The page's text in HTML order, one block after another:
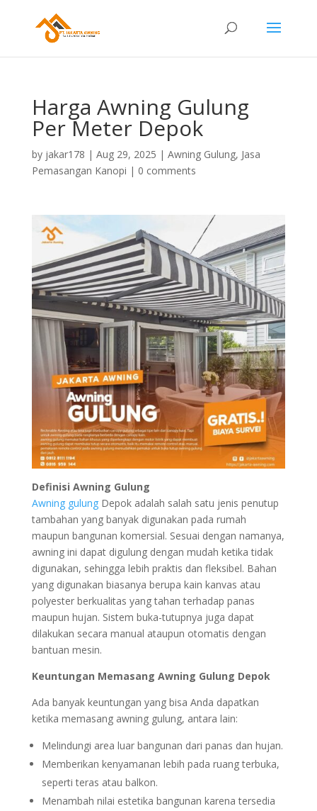
Harga Awning Gulung
Per Meter Depok
by jakar178 | Aug 29, 2025 | Awning Gulung, Jasa
Pemasangan Kanopi | 0 comments
Definisi Awning Gulung
Awning gulungDepok adalah salah satu jenis penutup
tambahan yang banyak digunakan pada rumah
maupun bangunan komersial. Sesuai dengan namanya,
awning ini dapat digulung dengan mudah ketika tidak
digunakan, sehingga lebih praktis dan fleksibel. Bahan
yang digunakan biasanya berupa kain kanvas atau
polyester berkualitas yang tahan terhadap panas
maupun hujan. Sistem buka-tutupnya juga dapat
dilakukan secara manual ataupun otomatis dengan
bantuan mesin.
Keuntungan Memasang Awning Gulung Depok
Ada banyak keuntungan yang bisa Anda dapatkan
ketika memasang awning gulung, antara lain:
Melindungi area luar bangunan dari panas dan hujan.
Memberikan kenyamanan lebih pada ruang terbuka,
seperti teras atau balkon.
Menambah nilai estetika bangunan karena tersedia